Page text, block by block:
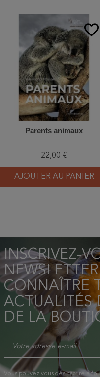
Précédent
Suivant
favorite_border
Parents animaux
22,00 €
AJOUTER AU PANIER
INSCRIVEZ-
CONNAÎTRE
ACTUALITÉS
DE LA
Vous pouvez vous désinscrire à